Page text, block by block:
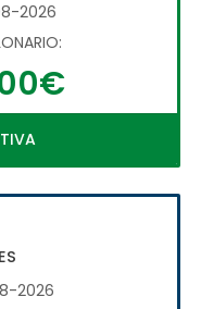
2026
2026